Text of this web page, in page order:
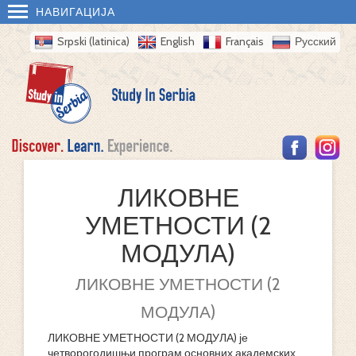
НАВИГАЦИЈА
Srpski (latinica) English Français Русский
ЛИКОВНЕ
УМЕТНОСТИ (2
МОДУЛА)
ЛИКОВНЕ УМЕТНОСТИ (2
МОДУЛА)
ЛИКОВНЕ УМЕТНОСТИ (2 МОДУЛА) је
четворогодишњи програм основних академских